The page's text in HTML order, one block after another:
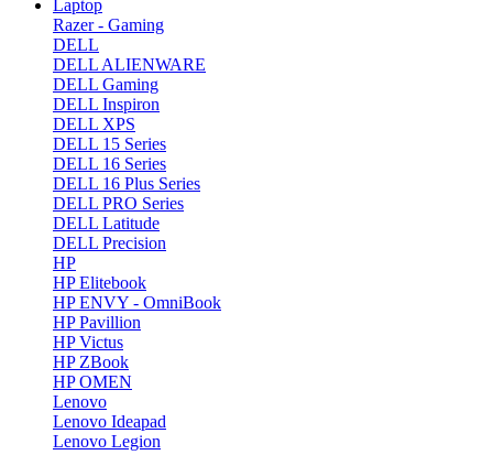
Laptop
Razer - Gaming
DELL
DELL ALIENWARE
DELL Gaming
DELL Inspiron
DELL XPS
DELL 15 Series
DELL 16 Series
DELL 16 Plus Series
DELL PRO Series
DELL Latitude
DELL Precision
HP
HP Elitebook
HP ENVY - OmniBook
HP Pavillion
HP Victus
HP ZBook
HP OMEN
Lenovo
Lenovo Ideapad
Lenovo Legion